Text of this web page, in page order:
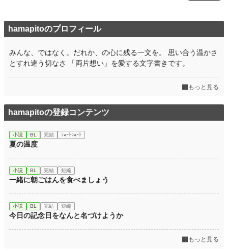
月間ポイント 3,152 pt (11,812 位)
累計ポイント 56,395 pt (41,898 位)
hamapitoのプロフィール
みんな、ではなく。だれか、の心に残る一文を。 思い合う温かさ
とすれ違う切なさ 「両片想い」を愛する文字書きです。
もっと見る
hamapitoの登録コンテンツ
小説 BL 完結 ｼｮｰﾄｼｮｰﾄ
夏の温度
小説 BL 完結 短編
一緒に朝ごはんを食べましょう
小説 BL 完結 短編
今日の記念日をなんと名づけようか
もっと見る